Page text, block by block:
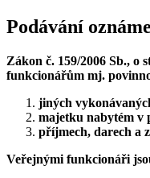
Podávání
Zákon č. 159/2006 Sb., o
funkcionářům mj.
jiných
majetku nabytém v
příjmech, darech a
Veřejnými funkcionáři